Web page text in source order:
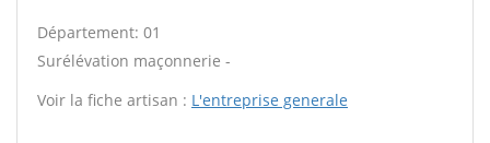
Département: 01
Surélévation maçonnerie -
Voir la fiche artisan : L'entreprise generale